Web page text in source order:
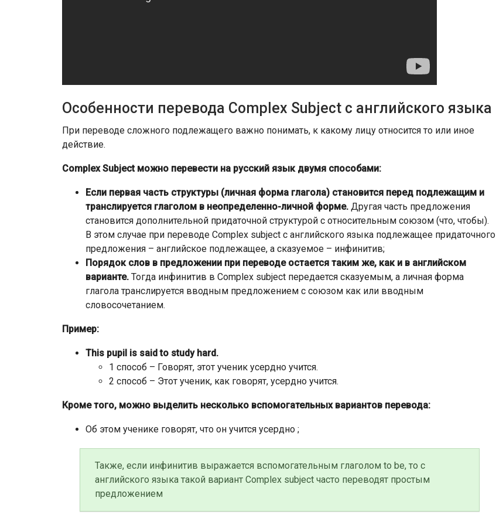
Особенности перевода Сomplex Subject с английского языка
При переводе сложного подлежащего важно понимать, к какому лицу относится то или иное
действие.
Сomplex Subject можно перевести на русский язык двумя способами:
Если первая часть структуры (личная форма глагола) становится перед подлежащим и
транслируется глаголом в неопределенно-личной форме. Другая часть предложения
становится дополнительной придаточной структурой с относительным союзом (что, чтобы).
В этом случае при переводе Сomplex subject с английского языка подлежащее придаточного
предложения – английское подлежащее, а сказуемое – инфинитив;
Порядок слов в предложении при переводе остается таким же, как и в английском
варианте. Тогда инфинитив в Сomplex subject передается сказуемым, а личная форма
глагола транслируется вводным предложением с союзом как или вводным
словосочетанием.
Пример:
This pupil is said to study hard.
1 способ – Говорят, этот ученик усердно учится.
2 способ – Этот ученик, как говорят, усердно учится.
Кроме того, можно выделить несколько вспомогательных вариантов перевода:
Об этом ученике говорят, что он учится усердно ;
Также, если инфинитив выражается вспомогательным глаголом to be, то с
английского языка такой вариант Сomplex subject часто переводят простым
предложением